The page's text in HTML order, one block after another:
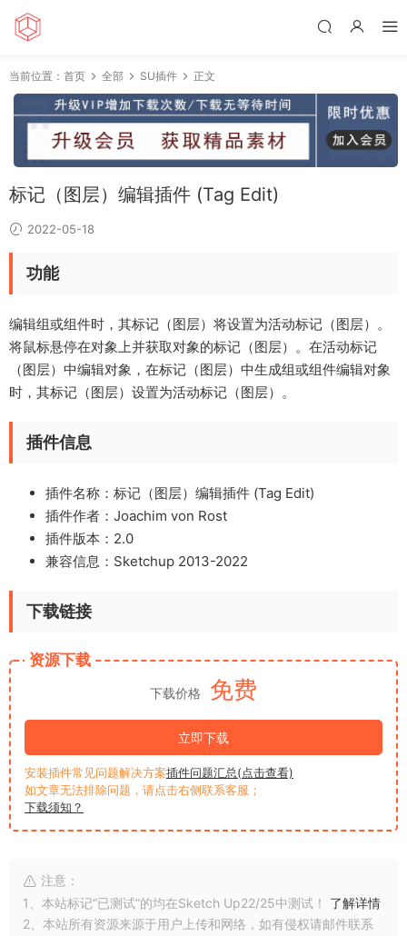
当前位置： 首页 全部 SU插件 正文
标记（图层）编辑插件 (Tag Edit)
2022-05-18
功能
编辑组或组件时，其标记（图层）将设置为活动标记（图层）。
将鼠标悬停在对象上并获取对象的标记（图层）。在活动标记
（图层）中编辑对象，在标记（图层）中生成组或组件编辑对象
时，其标记（图层）设置为活动标记（图层）。
插件信息
插件名称：标记（图层）编辑插件 (Tag Edit)
插件作者：Joachim von Rost
插件版本：2.0
兼容信息：Sketchup 2013-2022
下载链接
资源下载
下载价格 免费
立即下载
安装插件常见问题解决方案插件问题汇总(点击查看)
如文章无法排除问题，请点击右侧联系客服；
下载须知？
注意：
1、本站标记“已测试”的均在Sketch Up22/25中测试！ 了解详情
2、本站所有资源来源于用户上传和网络，如有侵权请邮件联系